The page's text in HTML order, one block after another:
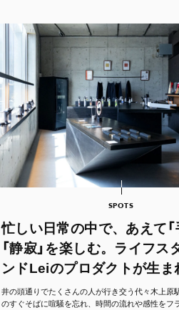
SPOTS
忙しい日常の中で、あえて「
「静寂」を楽しむ。ライフス
ンドLeiのプロダクトが生ま
井の頭通りでたくさんの人が行き交う代々木上原
のすぐそばに喧騒を忘れ、時間の流れや感性をフ